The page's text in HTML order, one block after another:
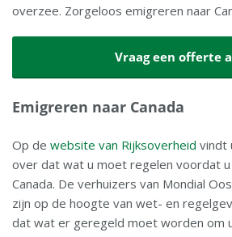
overzee. Zorgeloos emigreren naar
Vraag een offerte
Emigreren naar Canada
Op de website van Rijksoverheid vindt
over dat wat u moet regelen voordat
Canada. De verhuizers van Mondial
zijn op de hoogte van wet- en
dat wat er geregeld moet worden om